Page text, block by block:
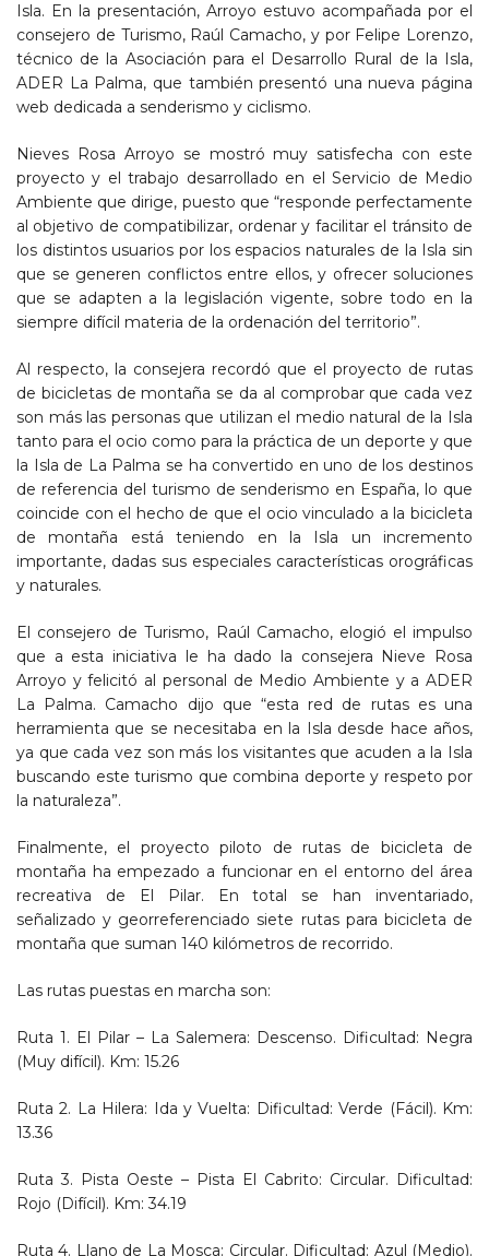
Isla. En la presentación, Arroyo estuvo acompañada por el
consejero de Turismo, Raúl Camacho, y por Felipe Lorenzo,
técnico de la Asociación para el Desarrollo Rural de la Isla,
ADER La Palma, que también presentó una nueva página
web dedicada a senderismo y ciclismo.
Nieves Rosa Arroyo se mostró muy satisfecha con este
proyecto y el trabajo desarrollado en el Servicio de Medio
Ambiente que dirige, puesto que “responde perfectamente
al objetivo de compatibilizar, ordenar y facilitar el tránsito de
los distintos usuarios por los espacios naturales de la Isla sin
que se generen conflictos entre ellos, y ofrecer soluciones
que se adapten a la legislación vigente, sobre todo en la
siempre difícil materia de la ordenación del territorio”.
Al respecto, la consejera recordó que el proyecto de rutas
de bicicletas de montaña se da al comprobar que cada vez
son más las personas que utilizan el medio natural de la Isla
tanto para el ocio como para la práctica de un deporte y que
la Isla de La Palma se ha convertido en uno de los destinos
de referencia del turismo de senderismo en España, lo que
coincide con el hecho de que el ocio vinculado a la bicicleta
de montaña está teniendo en la Isla un incremento
importante, dadas sus especiales características orográficas
y naturales.
El consejero de Turismo, Raúl Camacho, elogió el impulso
que a esta iniciativa le ha dado la consejera Nieve Rosa
Arroyo y felicitó al personal de Medio Ambiente y a ADER
La Palma. Camacho dijo que “esta red de rutas es una
herramienta que se necesitaba en la Isla desde hace años,
ya que cada vez son más los visitantes que acuden a la Isla
buscando este turismo que combina deporte y respeto por
la naturaleza”.
Finalmente, el proyecto piloto de rutas de bicicleta de
montaña ha empezado a funcionar en el entorno del área
recreativa de El Pilar. En total se han inventariado,
señalizado y georreferenciado siete rutas para bicicleta de
montaña que suman 140 kilómetros de recorrido.
Las rutas puestas en marcha son:
Ruta 1. El Pilar – La Salemera: Descenso. Dificultad: Negra
(Muy difícil). Km: 15.26
Ruta 2. La Hilera: Ida y Vuelta: Dificultad: Verde (Fácil). Km:
13.36
Ruta 3. Pista Oeste – Pista El Cabrito: Circular. Dificultad:
Rojo (Difícil). Km: 34.19
Ruta 4. Llano de La Mosca: Circular. Dificultad: Azul (Medio).